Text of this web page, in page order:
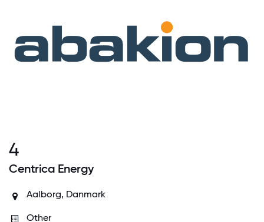
4
Centrica Energy
Aalborg, Danmark
Other